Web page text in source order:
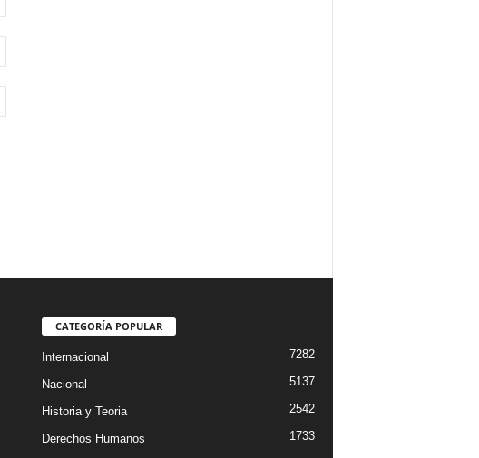
CATEGORÍA POPULAR
Internacional 7282
Nacional 5137
Historia y Teoria 2542
Derechos Humanos
1733